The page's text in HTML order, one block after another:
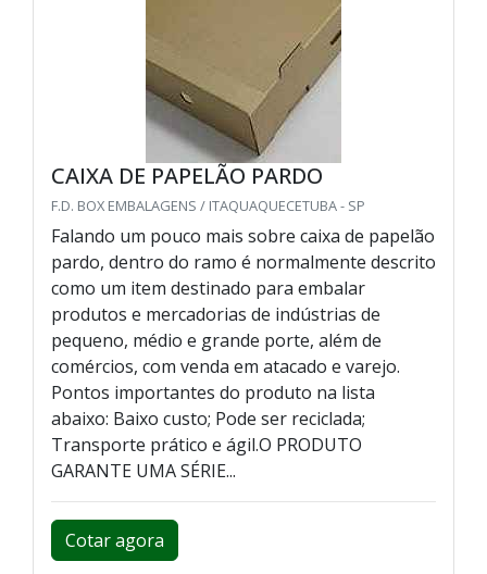
CAIXA DE PAPELÃO PARDO
F.D. BOX EMBALAGENS / ITAQUAQUECETUBA - SP
Falando um pouco mais sobre caixa de papelão
pardo, dentro do ramo é normalmente descrito
como um item destinado para embalar
produtos e mercadorias de indústrias de
pequeno, médio e grande porte, além de
comércios, com venda em atacado e varejo.
Pontos importantes do produto na lista
abaixo: Baixo custo; Pode ser reciclada;
Transporte prático e ágil.O PRODUTO
GARANTE UMA SÉRIE...
Cotar agora